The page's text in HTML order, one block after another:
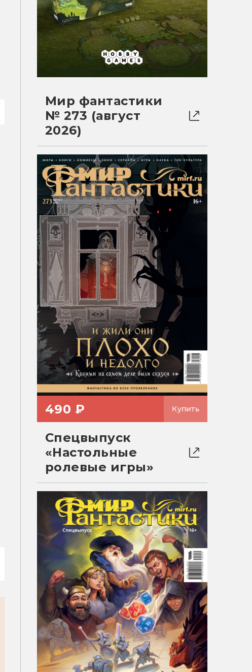
Мир фантастики
№ 273 (август
2026)
490 ₽ Купить
Спецвыпуск
«Настольные
ролевые игры»